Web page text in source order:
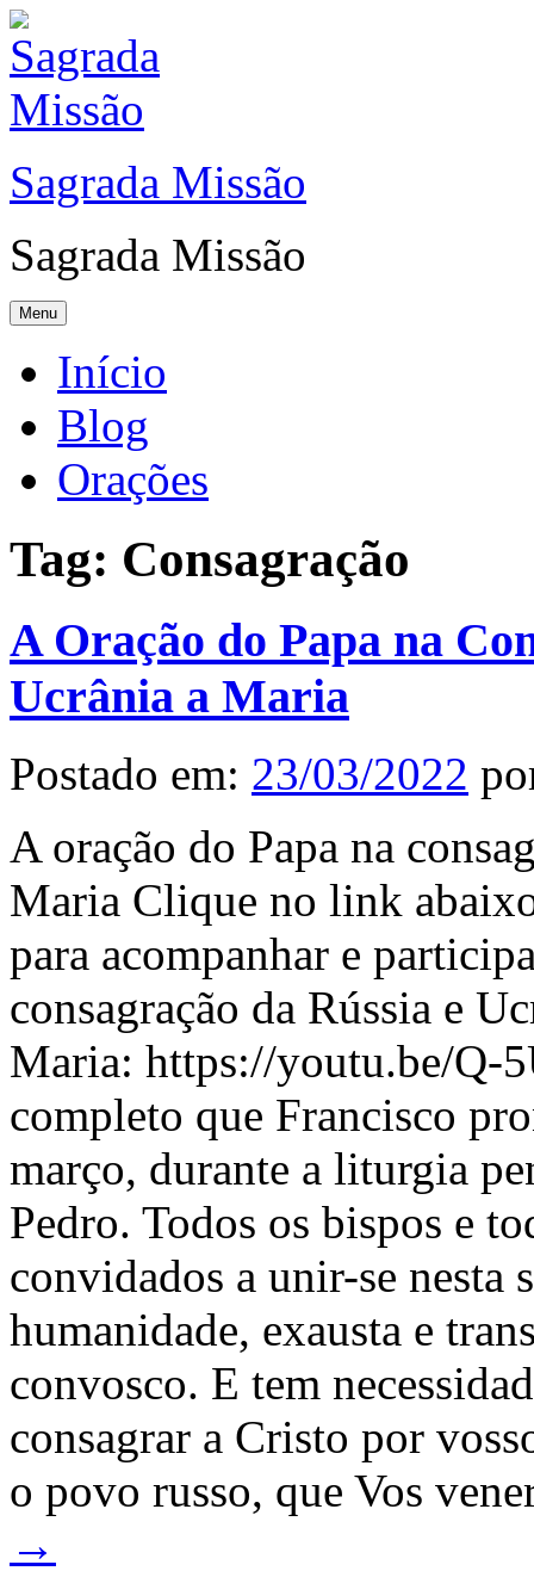
Sagrada Missão
Sagrada Missão
Menu
Início
Blog
Orações
Tag: Consagração
A Oração do Papa na
Ucrânia a Maria
Postado em: 23/03/2022
A oração do Papa na
Maria Clique no link
para acompanhar e
consagração da Rússia e
Maria: https://youtu.be/Q-
completo que Francisco
março, durante a liturgia
Pedro. Todos os bispos e
convidados a unir-se nesta
humanidade, exausta e
convosco. E tem
consagrar a Cristo por
o povo russo, que Vos
→